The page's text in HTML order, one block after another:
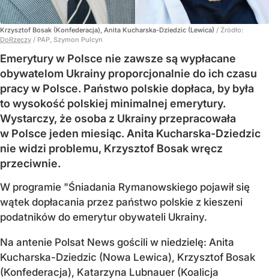
Krzysztof Bosak (Konfederacja), Anita Kucharska-Dziedzic (Lewica) / Źródło:
DoRzeczy / PAP, Szymon Pulcyn
Emerytury w Polsce nie zawsze są wypłacane
obywatelom Ukrainy proporcjonalnie do ich czasu
pracy w Polsce. Państwo polskie dopłaca, by była
to wysokość polskiej minimalnej emerytury.
Wystarczy, że osoba z Ukrainy przepracowała
w Polsce jeden miesiąc. Anita Kucharska-Dziedzic
nie widzi problemu, Krzysztof Bosak wręcz
przeciwnie.
W programie "Śniadania Rymanowskiego pojawił się
wątek dopłacania przez państwo polskie z kieszeni
podatników do emerytur obywateli Ukrainy.
Na antenie Polsat News gościli w niedzielę: Anita
Kucharska-Dziedzic (Nowa Lewica), Krzysztof Bosak
(Konfederacja), Katarzyna Lubnauer (Koalicja